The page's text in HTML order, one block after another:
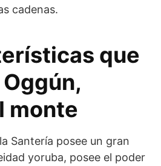
cadenas.
que
monte
Santería posee un gran
yoruba, posee el poder